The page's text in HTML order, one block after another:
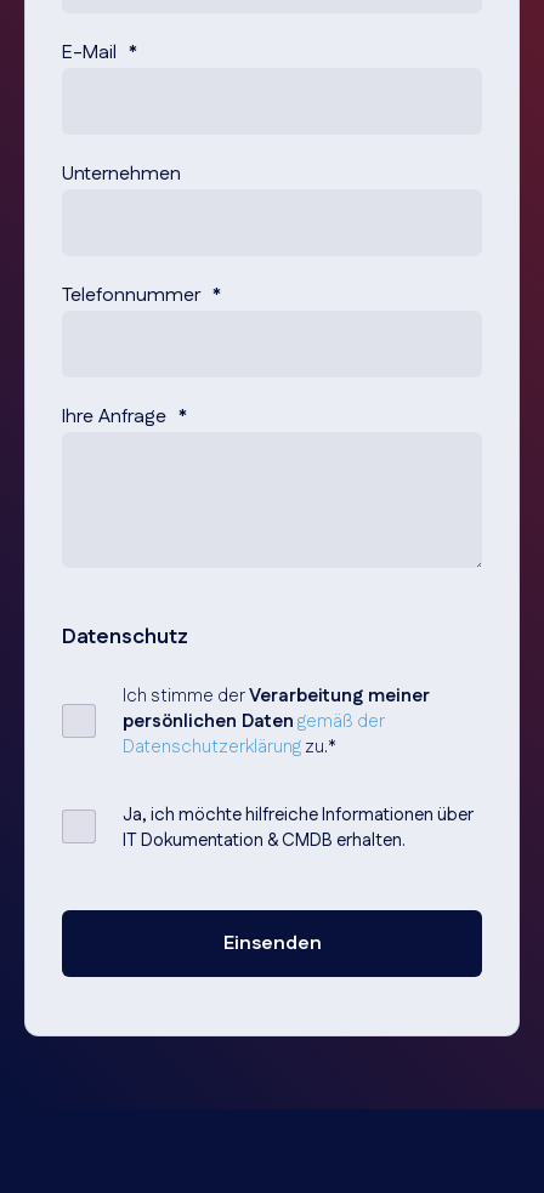
E-Mail *
Unternehmen
Telefonnummer *
Ihre Anfrage *
Datenschutz
Ich stimme derVerarbeitung meiner
persönlichen Datengemäß der
Datenschutzerklärungzu.*
Ja, ich möchte hilfreiche Informationen über
IT Dokumentation & CMDB erhalten.